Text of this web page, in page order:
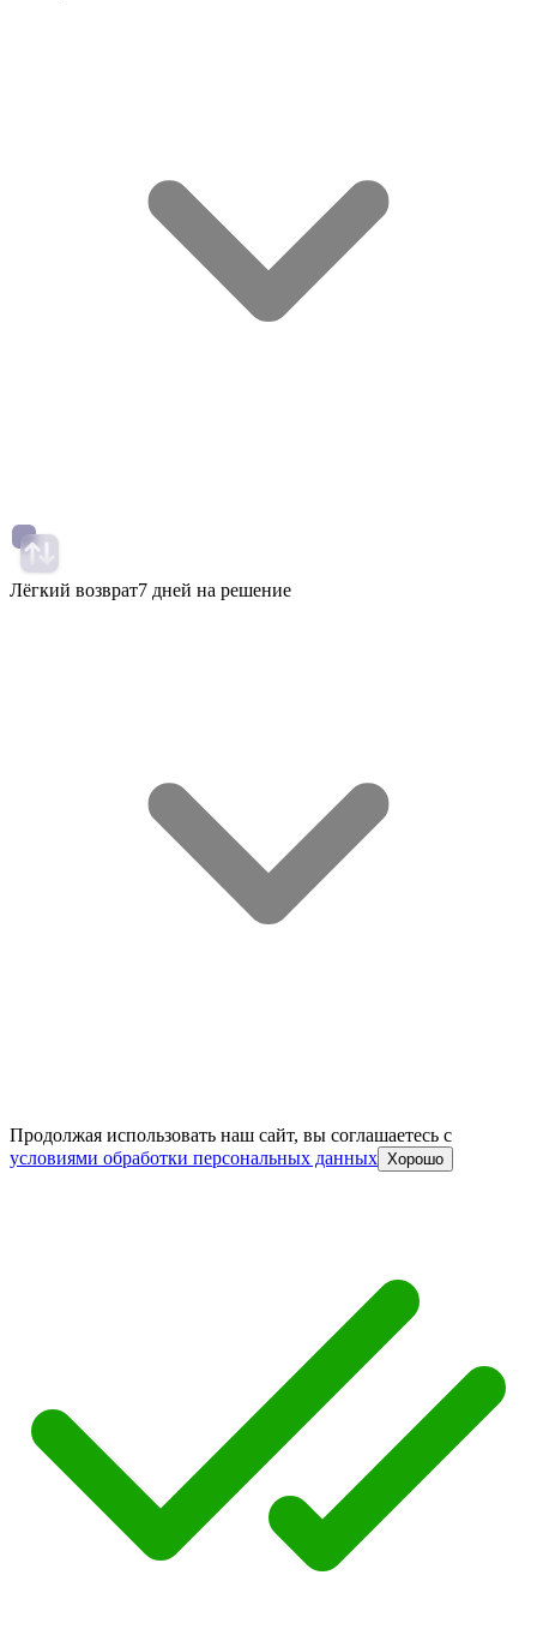
Лёгкий возврат7 дней на решение
Продолжая использовать наш сайт, вы соглашаетесь c
условиями обработки персональных данных Хорошо